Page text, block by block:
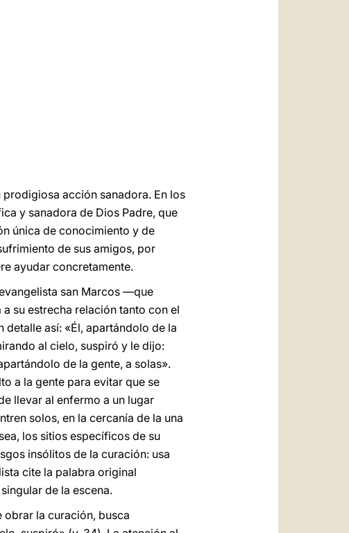
acción sanadora. En los
y sanadora de Dios Padre, que
única de conocimiento y de
de sus amigos, por
ayudar concretamente.
san Marcos —que
su estrecha relación tanto con el
así: «Él, apartándolo de la
al cielo, suspiró y le dijo:
de la gente, a solas».
a la gente para evitar que se
llevar al enfermo a un lugar
solos, en la cercanía de la una
los sitios específicos de su
insólitos de la curación: usa
cite la palabra original
de la escena.
obrar la curación, busca